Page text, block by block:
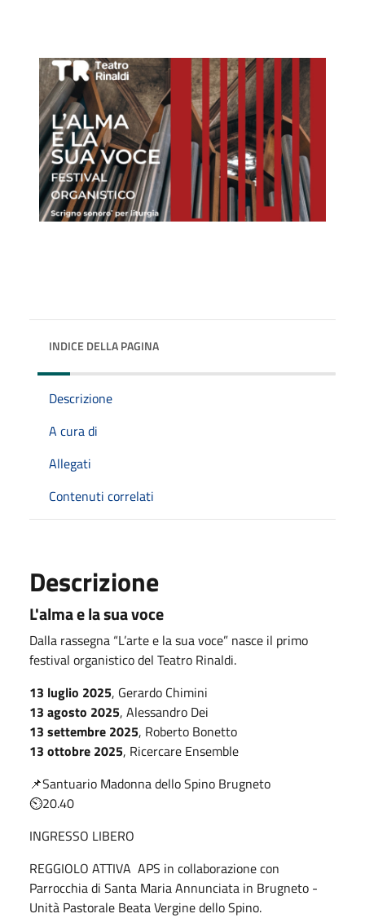
INDICE DELLA PAGINA
Descrizione
A cura di
Allegati
Contenuti correlati
Descrizione
L'alma e la sua voce
Dalla rassegna “L’arte e la sua voce” nasce il primo
festival organistico del Teatro Rinaldi.
13 luglio 2025, Gerardo Chimini
13 agosto 2025, Alessandro Dei
13 settembre 2025, Roberto Bonetto
13 ottobre 2025, Ricercare Ensemble
📌Santuario Madonna dello Spino Brugneto
⏲20.40
INGRESSO LIBERO
REGGIOLO ATTIVA APS in collaborazione con
Parrocchia di Santa Maria Annunciata in Brugneto -
Unità Pastorale Beata Vergine dello Spino.